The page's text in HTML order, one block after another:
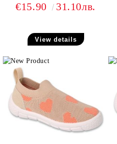
€15.90 31.10лв.
View details